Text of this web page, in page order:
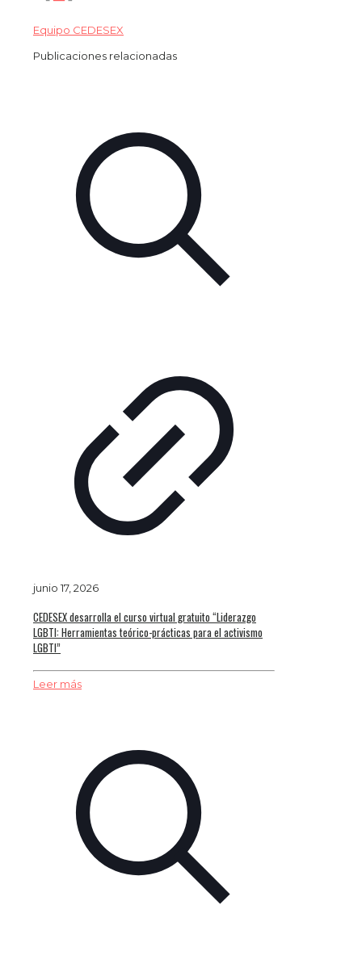
Equipo CEDESEX
Publicaciones relacionadas
junio 17, 2026
CEDESEX desarrolla el curso virtual gratuito “Liderazgo
LGBTI: Herramientas teórico-prácticas para el activismo
LGBTI”
Leer más